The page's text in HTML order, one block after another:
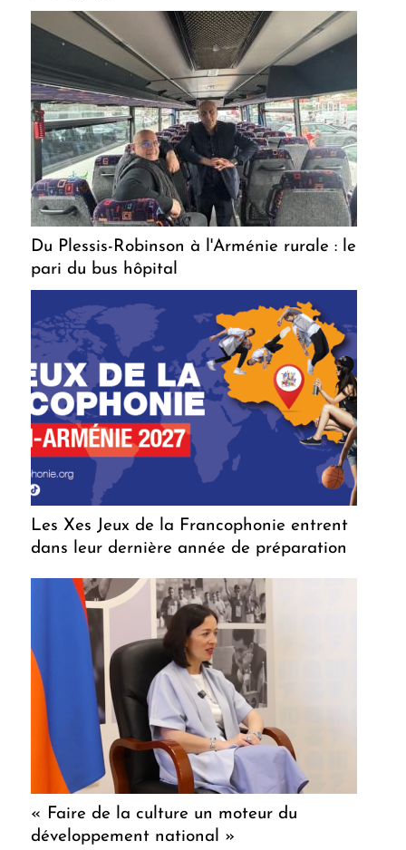
Du Plessis-Robinson à l'Arménie rurale : le
pari du bus hôpital
Les Xes Jeux de la Francophonie entrent
dans leur dernière année de préparation
« Faire de la culture un moteur du
développement national »